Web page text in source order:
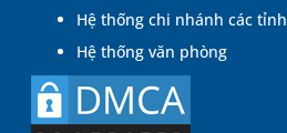
Hệ thống chi nhánh các tỉnh
Hệ thống văn phòng